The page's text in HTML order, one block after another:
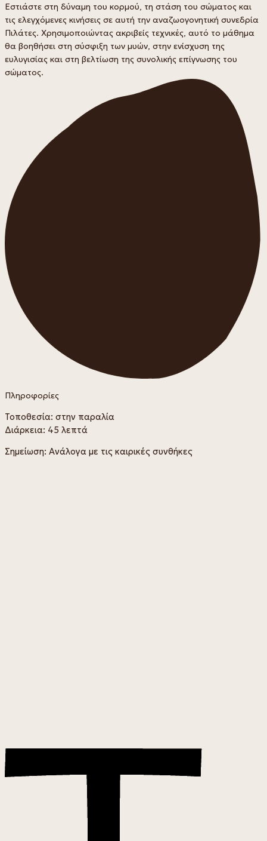
Εστιάστε στη δύναμη του κορμού, τη στάση του σώματος και
τις ελεγχόμενες κινήσεις σε αυτή την αναζωογονητική συνεδρία
Πιλάτες. Χρησιμοποιώντας ακριβείς τεχνικές, αυτό το μάθημα
θα βοηθήσει στη σύσφιξη των μυών, στην ενίσχυση της
ευλυγισίας και στη βελτίωση της συνολικής επίγνωσης του
σώματος.
Πληροφορίες
Τοποθεσία: στην παραλία
Διάρκεια: 45 λεπτά
Σημείωση: Ανάλογα με τις καιρικές συνθήκες